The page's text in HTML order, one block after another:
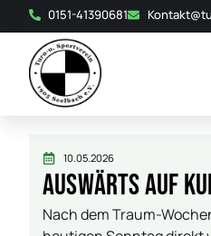
0151-41390681
10.05.2026
Auswärts auf
Nach dem Traum-